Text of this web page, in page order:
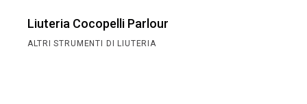
Liuteria Cocopelli Parlour
ALTRI STRUMENTI DI LIUTERIA